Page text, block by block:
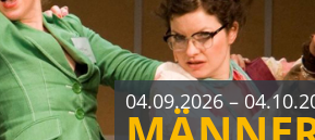
04.09.2026 –